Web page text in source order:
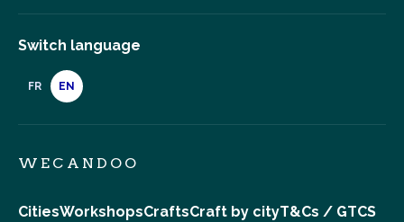
Switch language
FR EN
WECANDOO
CitiesWorkshopsCraftsCraft by cityT&Cs / GTCS